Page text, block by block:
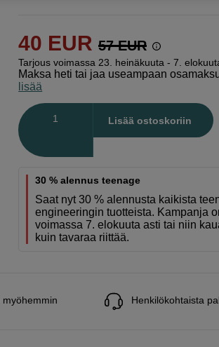
40 EUR 57 EUR
Tarjous voimassa 23. heinäkuuta - 7.
Maksa heti tai jaa useampaan
lisää
Lisää ostoskoriin
30 % alennus teenage
Saat nyt 30 % alennusta kaikista
engineeringin tuotteista. Kampanja
voimassa 7. elokuuta asti tai niin
kuin tavaraa riittää.
Henkilökohtaista